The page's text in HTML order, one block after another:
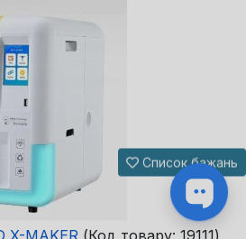
X-MAKER (Код товару: 19111)
Список бажань